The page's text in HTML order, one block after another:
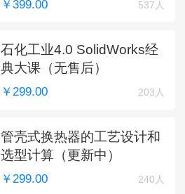
￥399.00 537人
石化工业4.0 SolidWorks经
典大课（无售后）
￥299.00 203人
管壳式换热器的工艺设计和
选型计算（更新中）
￥299.00 240人